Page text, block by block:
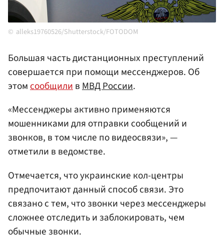
alleks19760526/Shutterstock/FOTODOM
Большая часть дистанционных преступлений
совершается при помощи мессенджеров. Об
этомсообщиливМВД России.
«Мессенджеры активно применяются
мошенниками для отправки сообщений и
звонков, в том числе по видеосвязи», —
отметили в ведомстве.
Отмечается, что украинские кол-центры
предпочитают данный способ связи. Это
связано с тем, что звонки через мессенджеры
сложнее отследить и заблокировать, чем
обычные звонки.